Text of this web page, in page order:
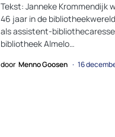
Tekst: Janneke Krommendijk
46 jaar in de
als assistent-
bibliotheek Almelo…
door Menno Goosen 16